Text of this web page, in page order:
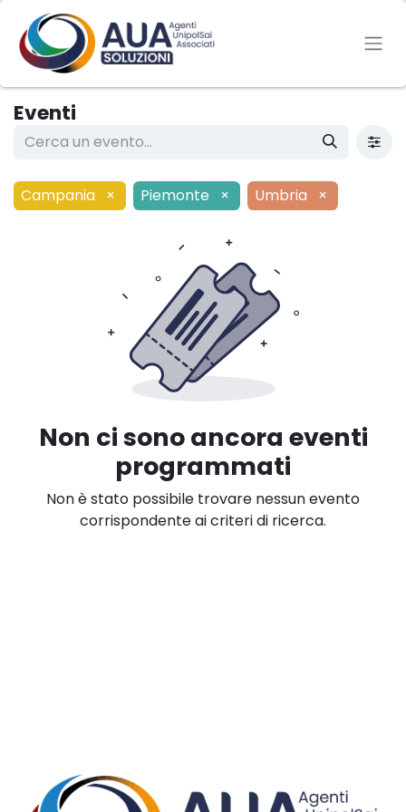
Eventi
Campania × Piemonte × Umbria ×
Non ci sono ancora eventi
programmati
Non è stato possibile trovare nessun evento
corrispondente ai criteri di ricerca.